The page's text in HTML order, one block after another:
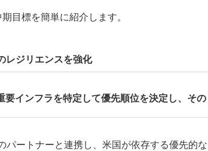
目標を簡単に紹介します。
レジリエンスを強化
要インフラを特定して優先順位を決定し、その
パートナーと連携し、米国が依存する優先的な